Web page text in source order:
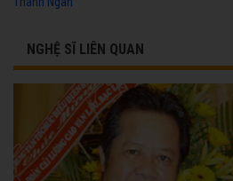
NGHỆ SĨ LIÊN QUAN